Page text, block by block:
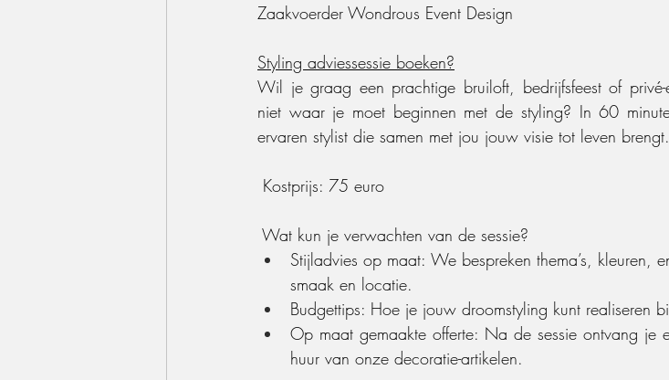
Zaakvoerder Wondrous Event Design
Styling adviessessie boeken?
Wil je graag een prachtige bruiloft, bedrijfsfeest of
niet waar je moet beginnen met de styling? In 60
ervaren stylist die samen met jou jouw visie tot leven brengt.
Kostprijs: 75 euro
Wat kun je verwachten van de sessie?
Stijladvies op maat: We bespreken thema’s, kleuren,
smaak en locatie.
Budgettips: Hoe je jouw droomstyling kunt realiseren
Op maat gemaakte offerte: Na de sessie ontvang je
huur van onze decoratie-artikelen.